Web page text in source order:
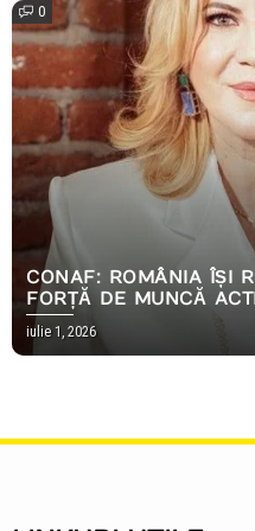
0
CONAF: ROMÂNIA ÎȘI
FORȚĂ DE MUNCĂ
iulie 1, 2026